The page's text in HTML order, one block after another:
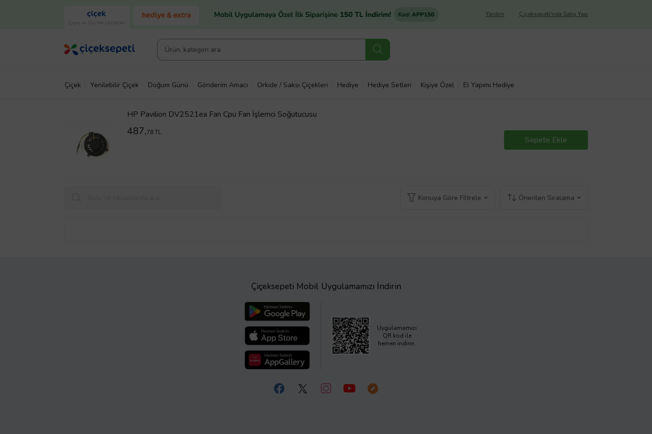
Çiçek ve Gurme Lezzetler
Çiçeksepeti'nde Satış Yap
Yardım
Çiçek Yenilebilir Çiçek Doğum Günü Gönderim Amacı Orkide / Saksı Çiçekleri Hediye Hediye Setleri Kişiye Özel El Yapımı Hediye
HP Pavilion DV2521ea Fan Cpu Fan İşlemci Soğutucusu
487,78 TL
Sepete Ekle
Konuya Göre Filtrele Önerilen Sıralama
Çiçeksepeti Mobil Uygulamamızı İndirin
Uygulamamızı
QR kod ile
hemen indirin.